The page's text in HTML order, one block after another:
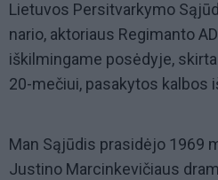
Lietuvos Persitvarkymo
nario, aktoriaus Regimanto
iškilmingame posėdyje,
20-mečiui, pasakytos kalbos
Man Sąjūdis prasidėjo 1969
Justino Marcinkevičiaus